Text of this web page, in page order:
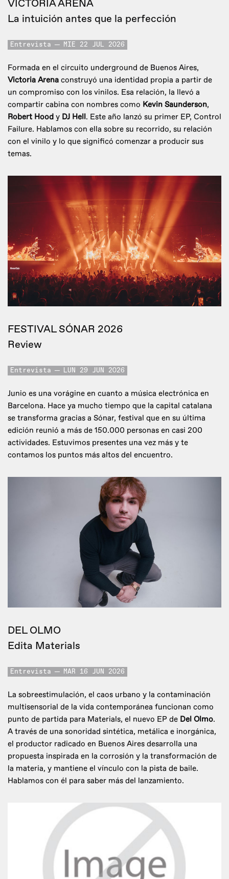
VICTORIA ARENA
La intuición antes que la perfección
Entrevista MIE 22 JUL 2026
Formada en el circuito underground de Buenos Aires,
Victoria Arena construyó una identidad propia a partir de
un compromiso con los vinilos. Esa relación, la llevó a
compartir cabina con nombres como Kevin Saunderson,
Robert Hood y DJ Hell. Este año lanzó su primer EP, Control
Failure. Hablamos con ella sobre su recorrido, su relación
con el vinilo y lo que significó comenzar a producir sus
temas.
FESTIVAL SÓNAR 2026
Review
Entrevista LUN 29 JUN 2026
Junio es una vorágine en cuanto a música electrónica en
Barcelona. Hace ya mucho tiempo que la capital catalana
se transforma gracias a Sónar, festival que en su última
edición reunió a más de 150.000 personas en casi 200
actividades. Estuvimos presentes una vez más y te
contamos los puntos más altos del encuentro.
DEL OLMO
Edita Materials
Entrevista MAR 16 JUN 2026
La sobreestimulación, el caos urbano y la contaminación
multisensorial de la vida contemporánea funcionan como
punto de partida para Materials, el nuevo EP de Del Olmo.
A través de una sonoridad sintética, metálica e inorgánica,
el productor radicado en Buenos Aires desarrolla una
propuesta inspirada en la corrosión y la transformación de
la materia, y mantiene el vínculo con la pista de baile.
Hablamos con él para saber más del lanzamiento.